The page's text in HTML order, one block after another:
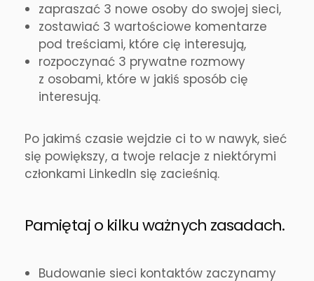
zapraszać 3 nowe osoby do swojej sieci,
zostawiać 3 wartościowe komentarze
pod treściami, które cię interesują,
rozpoczynać 3 prywatne rozmowy
z osobami, które w jakiś sposób cię
interesują.
Po jakimś czasie wejdzie ci to w nawyk, sieć
się powiększy, a twoje relacje z niektórymi
członkami LinkedIn się zacieśnią.
Pamiętaj o kilku ważnych zasadach.
Budowanie sieci kontaktów zaczynamy